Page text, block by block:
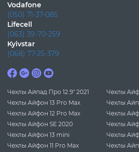
Vodafone
(050) 71-37-085
Lifecell
(063) 39-70-259
Kyivstar
(068) 77-25-379
Чехлы Айпад Про 12.9" 2021
Чехлы
Чехлы Айфон 13 Pro Max
Чехлы
Чехлы Айфон 12 Pro Max
Чехлы
Чехлы Айфон SE 2020
Чехлы
Чехлы Айфон 13 mini
Чехлы
Чехлы Айфон 11 Pro Max
Чехлы